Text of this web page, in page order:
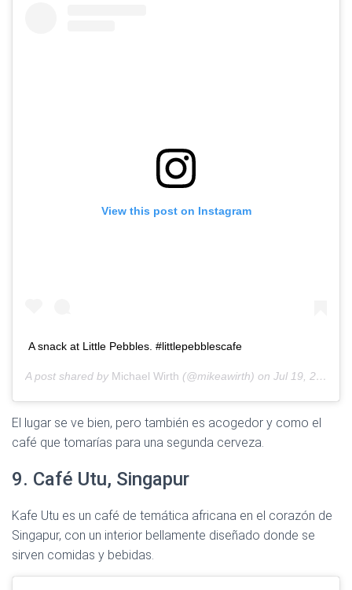
View this post on Instagram
A snack at Little Pebbles. #littlepebblescafe
A post shared by Michael Wirth (@mikeawirth) on Jul 19, 2019 at 7:36am PDT
El lugar se ve bien, pero también es acogedor y como el
café que tomarías para una segunda cerveza.
9. Café Utu, Singapur
Kafe Utu es un café de temática africana en el corazón de
Singapur, con un interior bellamente diseñado donde se
sirven comidas y bebidas.